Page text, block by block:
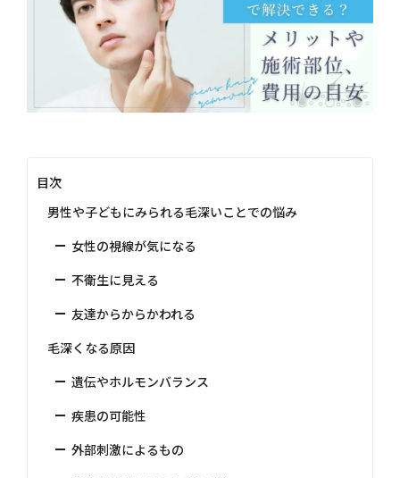
目次
男性や子どもにみられる毛深いことでの悩み
女性の視線が気になる
不衛生に見える
友達からからかわれる
毛深くなる原因
遺伝やホルモンバランス
疾患の可能性
外部刺激によるもの